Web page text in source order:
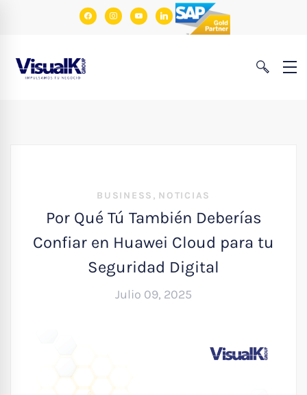
facebookinstagram
youtubelinkedin
BUSINESS , NOTICIAS
Por Qué Tú También Deberías
Confiar en Huawei Cloud para tu
Seguridad Digital
Julio 09, 2025